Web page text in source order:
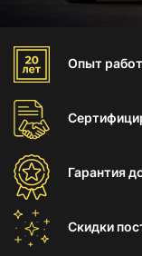
Опыт
Гарантия
Скидки